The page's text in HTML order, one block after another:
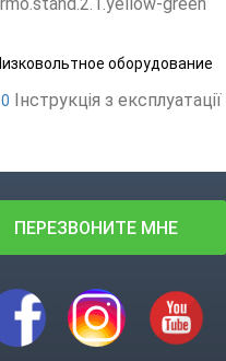
green
оборудование
Інструкція з експлуатації
ПЕРЕЗВОНИТЕ МНЕ